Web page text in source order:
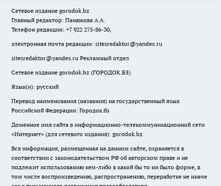
Сетевое издание gorodok.bz
Главный редактор: Панюкова А.А.
Телефон редакции: +7 922 275-86-30,
электронная почта редакции: sitesredaktor@yandex.ru
sitesredaktor@yandex.ru Рекламный отдел
Сетевое издание gorodok.bz (ГОРОДОК.БЗ)
Язык(и): русский
Перевод наименования (названия) на государственный язык
Российской Федерации: Городок.бз
Доменное имя сайта в информационно-телекоммуникационной сети
«Интернет» (для сетевого издания): gorodok.bz
Вся информация, размещенная на данном сайте, охраняется в
соответствии с законодательством РФ об авторском праве и не
подлежит использованию кем-либо в какой бы то ни было форме, в
том числе воспроизведению, распространению, переработке не иначе